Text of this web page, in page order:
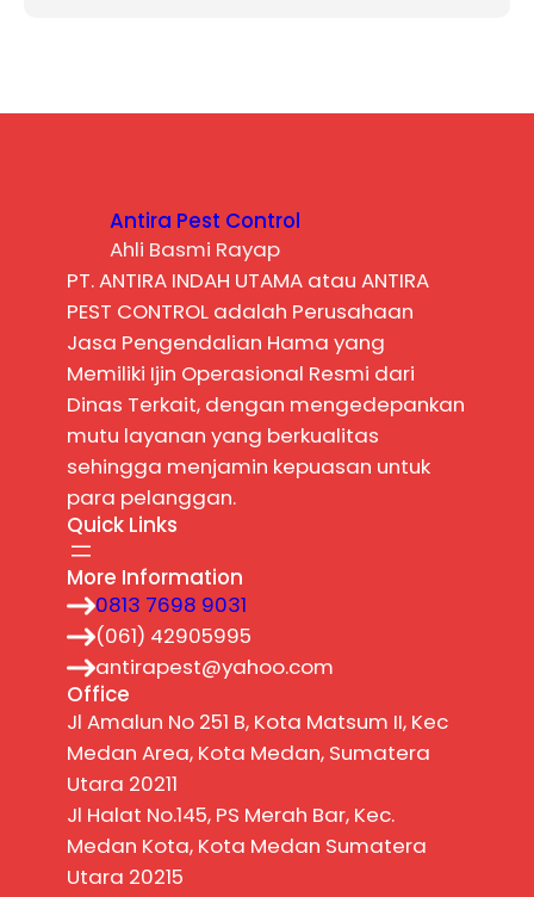
Antira Pest Control
Ahli Basmi Rayap
PT. ANTIRA INDAH UTAMA atau ANTIRA
PEST CONTROL adalah Perusahaan
Jasa Pengendalian Hama yang
Memiliki Ijin Operasional Resmi dari
Dinas Terkait, dengan mengedepankan
mutu layanan yang berkualitas
sehingga menjamin kepuasan untuk
para pelanggan.
Quick Links
More Information
0813 7698 9031
(061) 42905995
antirapest@yahoo.com
Office
Jl Amalun No 251 B, Kota Matsum II, Kec
Medan Area, Kota Medan, Sumatera
Utara 20211
Jl Halat No.145, PS Merah Bar, Kec.
Medan Kota, Kota Medan Sumatera
Utara 20215